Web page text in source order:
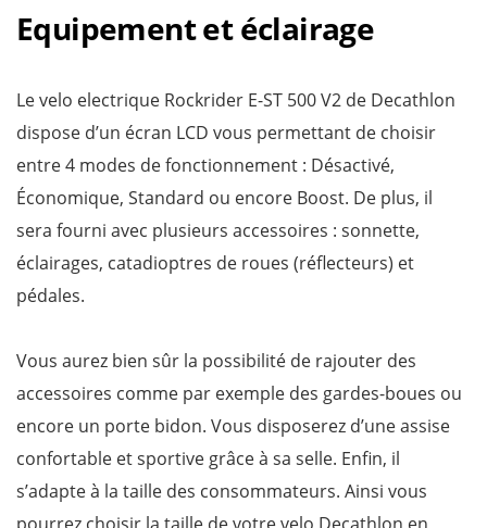
Equipement et éclairage
Le velo electrique Rockrider E-ST 500 V2 de Decathlon
dispose d’un écran LCD vous permettant de choisir
entre 4 modes de fonctionnement : Désactivé,
Économique, Standard ou encore Boost. De plus, il
sera fourni avec plusieurs accessoires : sonnette,
éclairages, catadioptres de roues (réflecteurs) et
pédales.
Vous aurez bien sûr la possibilité de rajouter des
accessoires comme par exemple des gardes-boues ou
encore un porte bidon. Vous disposerez d’une assise
confortable et sportive grâce à sa selle. Enfin, il
s’adapte à la taille des consommateurs. Ainsi vous